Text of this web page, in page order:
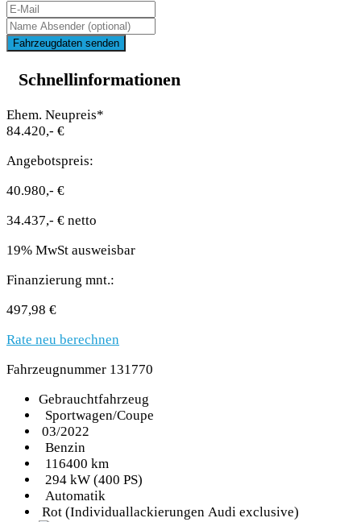
Fahrzeugdaten senden
Schnellinformationen
Ehem. Neupreis*
84.420,- €
Angebotspreis:
40.980,- €
34.437,- € netto
19% MwSt ausweisbar
Finanzierung mnt.:
497,98 €
Rate neu berechnen
Fahrzeugnummer 131770
Gebrauchtfahrzeug
Sportwagen/Coupe
03/2022
Benzin
116400 km
294 kW (400 PS)
Automatik
Rot (Individuallackierungen Audi exclusive)